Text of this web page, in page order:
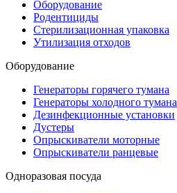
Оборудование
Родентициды
Стерилизационная упаковка
Утилизация отходов
Оборудование
Генераторы горячего тумана
Генераторы холодного тумана
Дезинфекционные установки
Дустеры
Опрыскиватели моторные
Опрыскиватели ранцевые
Одноразовая посуда